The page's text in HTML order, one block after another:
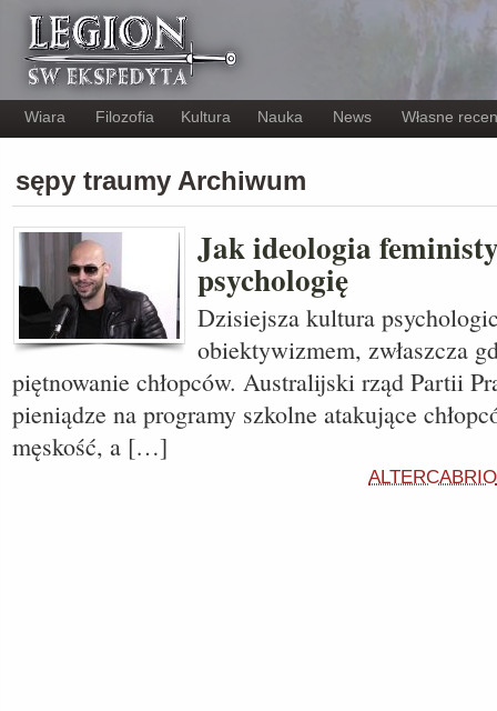
Wiara Filozofia Kultura Nauka News Własne
sępy traumy Archiwum
Jak ideologia
psychologię
Dzisiejsza kultura
obiektywizmem, zwłaszcza
piętnowanie chłopców. Australijski rząd Partii
pieniądze na programy szkolne atakujące
męskość, a […]
ALTERCABRIO